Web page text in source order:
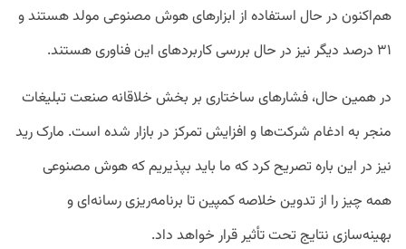
هم‌اکنون در حال استفاده از ابزارهای هوش مصنوعی مولد هستند و
۳۱ درصد دیگر نیز در حال بررسی کاربرد‌های این فناوری هستند.
در همین حال، فشارهای ساختاری بر بخش خلاقانه صنعت تبلیغات
منجر به ادغام شرکت‌ها و افزایش تمرکز در بازار شده است. مارک رید
نیز در این باره تصریح کرد که ما باید بپذیریم که هوش مصنوعی
همه چیز را از تدوین خلاصه کمپین تا برنامه‌ریزی رسانه‌ای و
بهینه‌سازی نتایج تحت تأثیر قرار خواهد داد.